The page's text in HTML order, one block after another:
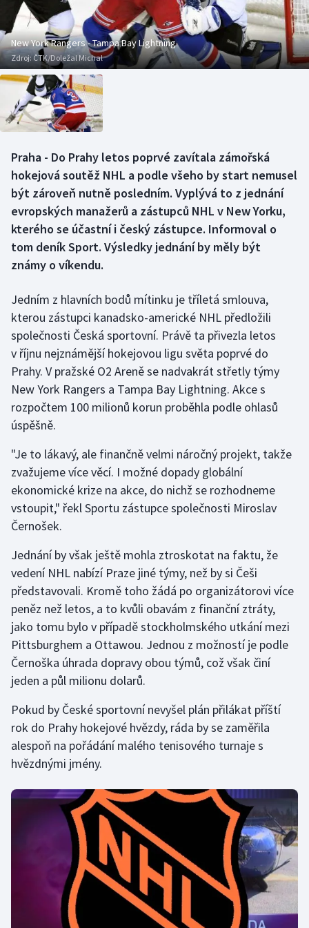
Baseball a softbal
Basketbal
Biatlon
Boby a skeleton
Curling
Dostihy
Florbal
Futsal
Golf
Gymnastika
Házená
Jezdectví
Krasobruslení
Lezení
Moderní pětiboj
Motorsport
Olympijské hry
Parasport
Plavání
Plážový volejbal
Ragby
Rychlobruslení
Rychlostní kanoistika
Short track
Sportovní střelba
Soutěže
Historické návraty
Aplikace ČT sport
AZ kvíz
New York Rangers - Tampa Bay Lightning
Zdroj:ČTK/Doležal Michal
Praha - Do Prahy letos poprvé zavítala zámořská
hokejová soutěž NHL a podle všeho by start nemusel
být zároveň nutně posledním. Vyplývá to z jednání
evropských manažerů a zástupců NHL v New Yorku,
kterého se účastní i český zástupce. Informoval o
tom deník Sport. Výsledky jednání by měly být
známy o víkendu.
Jedním z hlavních bodů mítinku je tříletá smlouva,
kterou zástupci kanadsko-americké NHL předložili
společnosti Česká sportovní. Právě ta přivezla letos
v říjnu nejznámější hokejovou ligu světa poprvé do
Prahy. V pražské O2 Areně se nadvakrát střetly týmy
New York Rangers a Tampa Bay Lightning. Akce s
rozpočtem 100 milionů korun proběhla podle ohlasů
úspěšně.
"Je to lákavý, ale finančně velmi náročný projekt, takže
zvažujeme více věcí. I možné dopady globální
ekonomické krize na akce, do nichž se rozhodneme
vstoupit," řekl Sportu zástupce společnosti Miroslav
Černošek.
Jednání by však ještě mohla ztroskotat na faktu, že
vedení NHL nabízí Praze jiné týmy, než by si Češi
představovali. Kromě toho žádá po organizátorovi více
peněz než letos, a to kvůli obavám z finanční ztráty,
jako tomu bylo v případě stockholmského utkání mezi
Pittsburghem a Ottawou. Jednou z možností je podle
Černoška úhrada dopravy obou týmů, což však činí
jeden a půl milionu dolarů.
Pokud by České sportovní nevyšel plán přilákat příští
rok do Prahy hokejové hvězdy, ráda by se zaměřila
alespoň na pořádání malého tenisového turnaje s
hvězdnými jmény.